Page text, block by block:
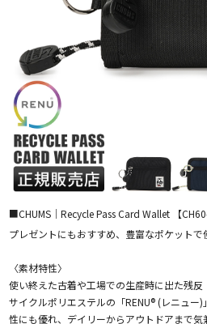
■CHUMS｜Recycle Pass Card Wallet 【
プレゼントにもおすすめ、豊富なポケット
〈素材特性〉
使い終えた古着や工場での生産時に出た残
サイクルポリエステルの「RENU® (レニュー
性にも優れ、デイリーからアウトドアまで気